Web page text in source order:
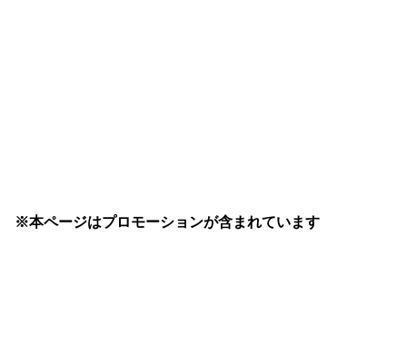
※本ページはプロモーションが含まれています